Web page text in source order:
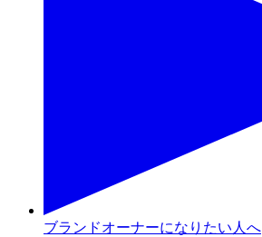
ブランドオーナーになりたい人へ